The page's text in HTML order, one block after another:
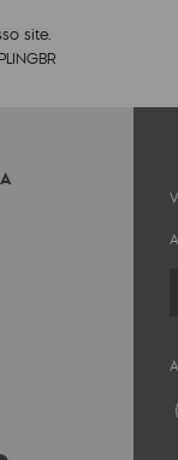
site.